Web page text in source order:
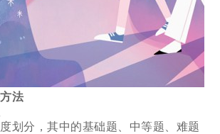
法
划分，其中的基础题、中等题、难题